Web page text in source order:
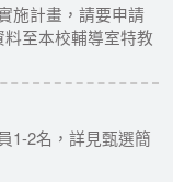
施計畫，請要申請
至本校輔導室特教
1-2名，詳見甄選簡